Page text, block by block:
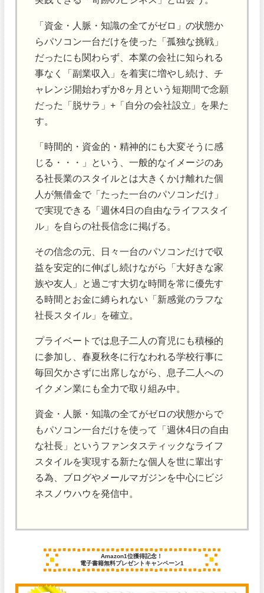
「資金・人脈・知識の全てがゼロ」の状態か
らパソコン一台だけを使った「孤独な挑戦」
だったにも関わらず、本業の会社に知られる
事なく「副業収入」を着実に増やし続け、チ
ャレンジ開始わずか8ヶ月という短期間で念願
だった「脱サラ」+「自分の会社設立」を果た
す。
「時間的・資金的・精神的にも大変そうに感
じる・・・」という、一般的なイメージのあ
る社長業のスタイルとは大きくかけ離れた個
人が無借金で「たった一台のパソコンだけ」
で実現できる「週休4日の自由なライフスタイ
ル」を自らの社長信念に掲げる。
その信念の元、日々一台のパソコンだけで収
益を安定的に伸ばし続けながら「大好きな家
族や友人」と過ごす大切な時間を常に優先す
る時間とお金に縛られない「新感覚のラフな
社長スタイル」を確立。
プライベートでは息子二人の育児にも積極的
に参加し、春夏秋冬に行なわれる学校行事に
毎回欠かさずに出席しながら、息子二人への
イクメン業にも全力で取り組み中。
資金・人脈・知識の全てがゼロの状態からで
もパソコン一台だけを使って「週休4日の自由
な社長」というファンタスティックなライフ
スタイルを実現する新たな個人を世に輩出す
る為、ブログやメールマガジンを中心にビジ
ネスノウハウを発信中。
Amazon1位獲得記念！
電子書籍無料プレゼントキャンペーン1